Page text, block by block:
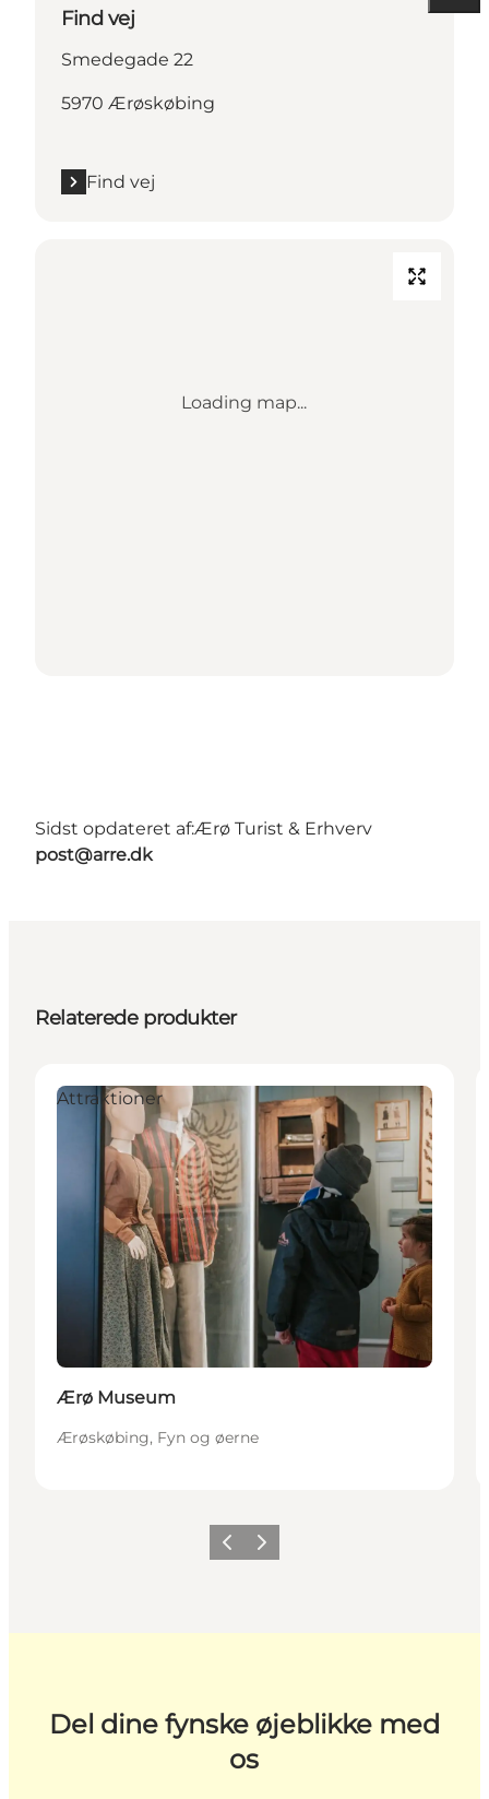
Find vej
Smedegade 22
5970 Ærøskøbing
Find vej
Loading map...
Sidst opdateret af:Ærø Turist & Erhverv
post@arre.dk
Relaterede produkter
Attraktioner
Ærø Museum
Ærøskøbing, Fyn og øerne
ForrigeNæste
Del dine fynske øjeblikke med
os